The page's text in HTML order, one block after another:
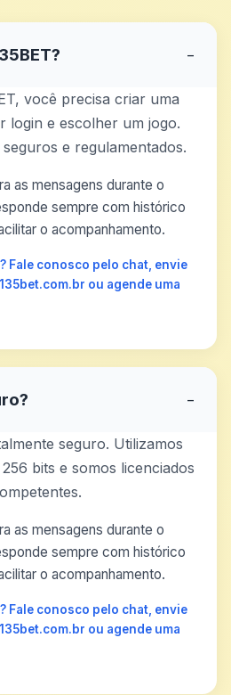
−
você precisa criar uma
login e escolher um jogo.
e regulamentados.
as mensagens durante o
sempre com histórico
o acompanhamento.
Fale conosco pelo chat, envie
ou agende uma
−
seguro. Utilizamos
bits e somos licenciados
as mensagens durante o
sempre com histórico
o acompanhamento.
Fale conosco pelo chat, envie
ou agende uma